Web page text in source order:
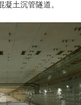
土沉管隧道。